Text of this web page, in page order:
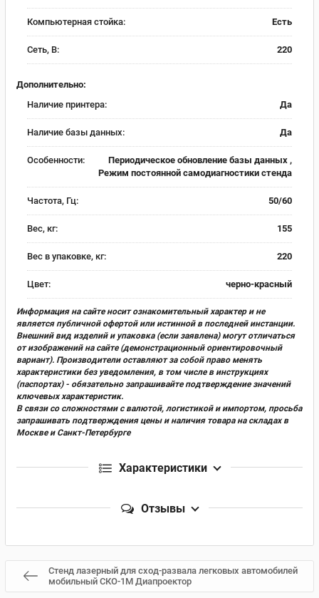
Компьютерная стойка: Есть
Сеть, В: 220
Дополнительно:
Наличие принтера:
Да
Наличие базы данных: Да
Особенности:
Периодическое обновление базы данных ,
Режим постоянной самодиагностики стенда
Частота, Гц: 50/60
Вес, кг: 155
Вес в упаковке, кг: 220
Цвет: черно-красный
Информация на сайте носит ознакомительный характер и не
является публичной офертой или истинной в последней инстанции.
Внешний вид изделий и упаковка (если заявлена) могут отличаться
от изображений на сайте (демонстрационный ориентировочный
вариант). Производители оставляют за собой право менять
характеристики без уведомления, в том числе в инструкциях
(паспортах) - обязательно запрашивайте подтверждение значений
ключевых характеристик.
В связи со сложностями с валютой, логистикой и импортом, просьба
запрашивать подтверждения цены и наличия товара на складах в
Москве и Санкт-Петербурге
Характеристики
Отзывы
Стенд лазерный для сход-развала легковых автомобилей
мобильный СКО-1М Диапроектор